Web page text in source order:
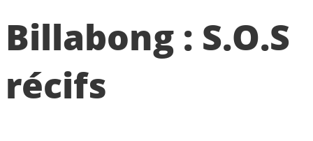
Billabong : S.O.S
récifs